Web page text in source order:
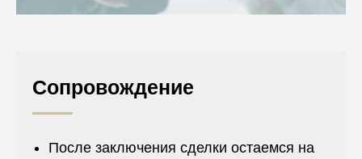
Сопровождение
После заключения сделки остаемся на